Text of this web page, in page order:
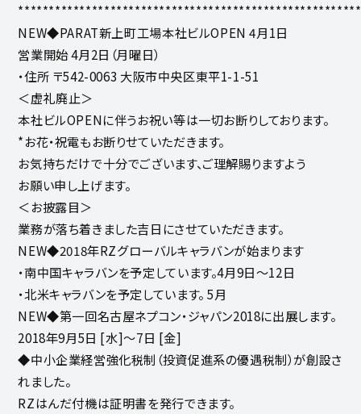
NEW◆PARAT新上町工場本社ビルOPEN 4月1日
営業開始 4月2日（月曜日）
・住所 〒542-0063 大阪市中央区東平1-1-51
＜虚礼廃止＞
本社ビルOPENに伴うお祝い等は一切お断りしております。
*お花・祝電もお断りせていただきます。
お気持ちだけで十分でございます、ご理解賜りますよう
お願い申し上げます。
＜お披露目＞
業務が落ち着きました吉日にさせていただきます。
NEW◆2018年RZグローバルキャラバンが始まります
・南中国キャラバンを予定しています。4月9日～12日
・北米キャラバンを予定しています。 5月
NEW◆第一回名古屋ネプコン・ジャパン2018に出展します。
2018年9月5日 [水]～7日 [金]
◆中小企業経営強化税制（投資促進系の優遇税制）が創設さ
れました。
RZはんだ付機は証明書を発行できます。